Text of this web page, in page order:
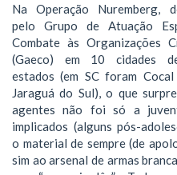
Na Operação Nuremberg,
pelo Grupo de Atuação
Combate às Organizações
(Gaeco) em 10 cidades
estados (em SC foram
Jaraguá do Sul), o que
agentes não foi só a
implicados (alguns pós-
o material de sempre (de
sim ao arsenal de armas